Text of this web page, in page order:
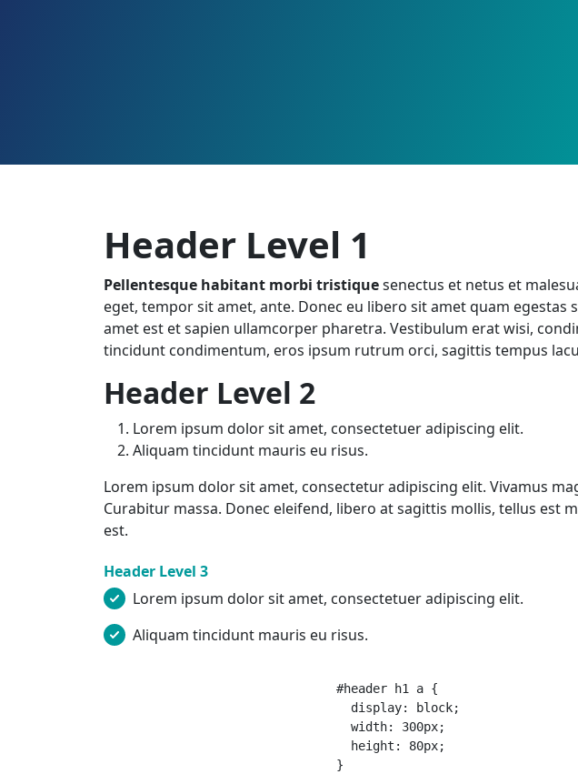
Header Level 1
Pellentesque habitant morbi tristiquesenectus et netus et
eget, tempor sit amet, ante. Donec eu libero sit amet quam egestas
amet est et sapien ullamcorper pharetra. Vestibulum erat wisi,
tincidunt condimentum, eros ipsum rutrum orci, sagittis tempus
Header Level 2
Lorem ipsum dolor sit amet, consectetuer adipiscing elit.
Aliquam tincidunt mauris eu risus.
Lorem ipsum dolor sit amet, consectetur adipiscing elit. Vivamus
Curabitur massa. Donec eleifend, libero at sagittis mollis, tellus est
est.
Header Level 3
Lorem ipsum dolor sit amet, consectetuer adipiscing elit.
Aliquam tincidunt mauris eu risus.